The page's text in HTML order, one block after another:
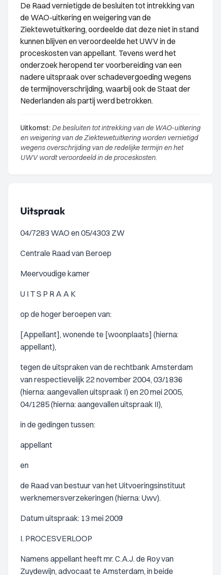
De Raad vernietigde de besluiten tot intrekking van
de WAO-uitkering en weigering van de
Ziektewetuitkering, oordeelde dat deze niet in stand
kunnen blijven en veroordeelde het UWV in de
proceskosten van appellant. Tevens werd het
onderzoek heropend ter voorbereiding van een
nadere uitspraak over schadevergoeding wegens
de termijnoverschrijding, waarbij ook de Staat der
Nederlanden als partij werd betrokken.
Uitkomst: De besluiten tot intrekking van de WAO-uitkering
en weigering van de Ziektewetuitkering worden vernietigd
wegens overschrijding van de redelijke termijn en het
UWV wordt veroordeeld in de proceskosten.
Uitspraak
04/7283 WAO en 05/4303 ZW
Centrale Raad van Beroep
Meervoudige kamer
U I T S P R A A K
op de hoger beroepen van:
[Appellant], wonende te [woonplaats] (hierna:
appellant),
tegen de uitspraken van de rechtbank Amsterdam
van respectievelijk 22 november 2004, 03/1836
(hierna: aangevallen uitspraak I) en 20 mei 2005,
04/1285 (hierna: aangevallen uitspraak II),
in de gedingen tussen:
appellant
en
de Raad van bestuur van het Uitvoeringsinstituut
werknemersverzekeringen (hierna: Uwv).
Datum uitspraak: 13 mei 2009
I. PROCESVERLOOP
Namens appellant heeft mr. C.A.J. de Roy van
Zuydewijn, advocaat te Amsterdam, in beide